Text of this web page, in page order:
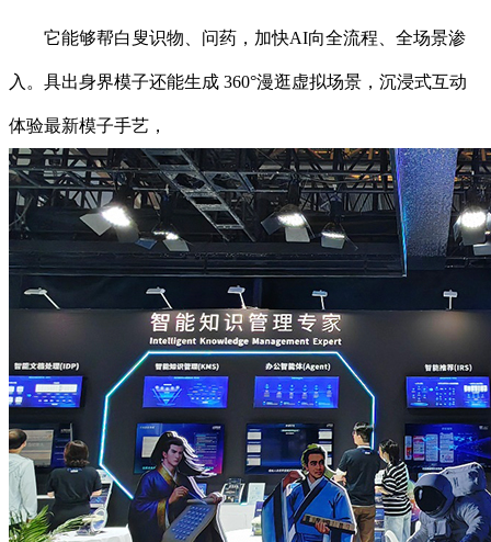
它能够帮白叟识物、问药，加快AI向全流程、全场景渗
入。具出身界模子还能生成 360°漫逛虚拟场景，沉浸式互动
体验最新模子手艺，